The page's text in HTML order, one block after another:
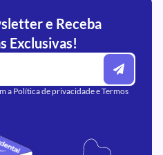
e Receba
Exclusivas!
a Política de privacidadeeTermos